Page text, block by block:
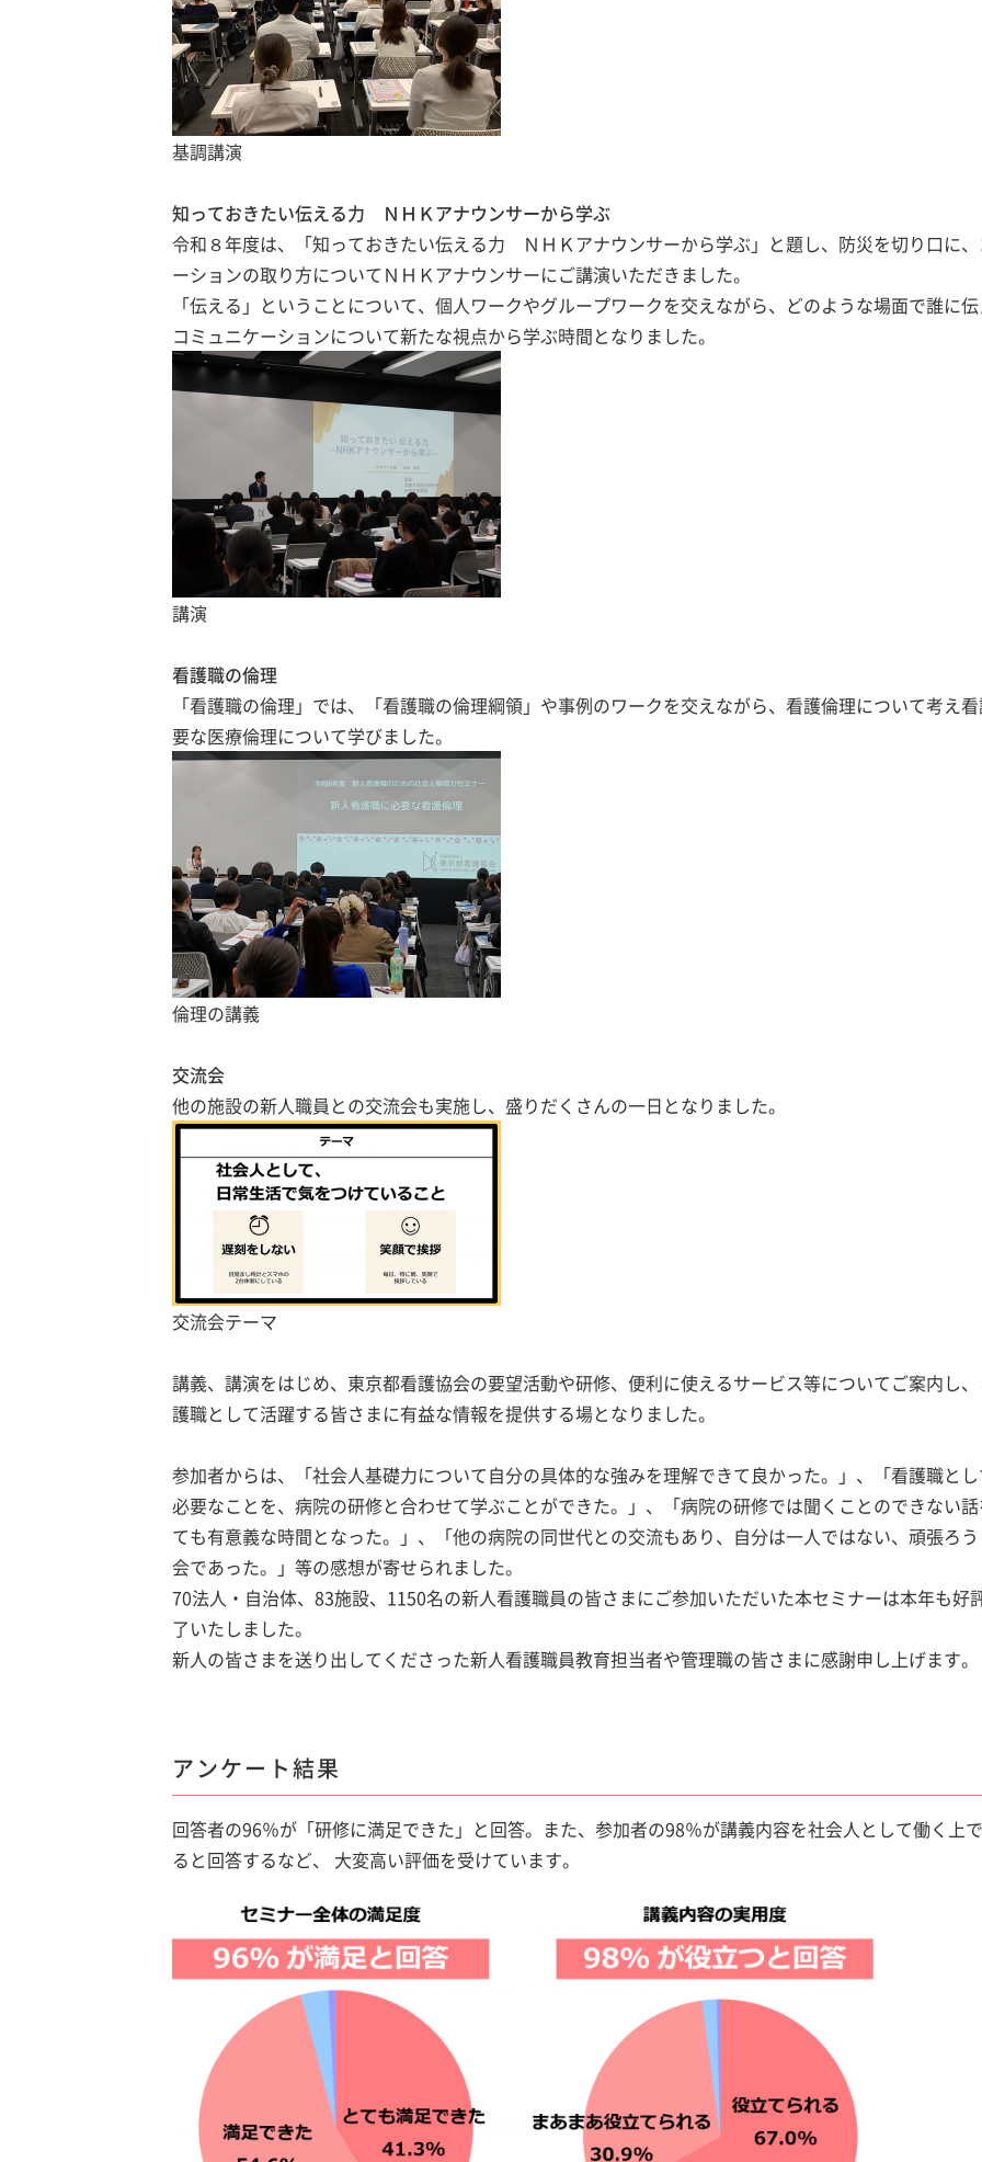
基調講演
知っておきたい伝える力 ＮＨＫアナウンサーから学ぶ
令和８年度は、「知っておきたい伝える力 ＮＨＫアナウンサーから学ぶ」と題し、防災を切り口に
ーションの取り方についてＮＨＫアナウンサーにご講演いただきました。
「伝える」ということについて、個人ワークやグループワークを交えながら、どのような場面で誰に伝
コミュニケーションについて新たな視点から学ぶ時間となりました。
講演
看護職の倫理
「看護職の倫理」では、「看護職の倫理綱領」や事例のワークを交えながら、看護倫理について考え
要な医療倫理について学びました。
倫理の講義
交流会
他の施設の新人職員との交流会も実施し、盛りだくさんの一日となりました。
交流会テーマ
講義、講演をはじめ、東京都看護協会の要望活動や研修、便利に使えるサービス等についてご案内し
護職として活躍する皆さまに有益な情報を提供する場となりました。
参加者からは、「社会人基礎力について自分の具体的な強みを理解できて良かった。」、「看護職と
必要なことを、病院の研修と合わせて学ぶことができた。」、「病院の研修では聞くことのできない
ても有意義な時間となった。」、「他の病院の同世代との交流もあり、自分は一人ではない、頑張ろ
会であった。」等の感想が寄せられました。
70法人・自治体、83施設、1150名の新人看護職員の皆さまにご参加いただいた本セミナーは本年も好
了いたしました。
新人の皆さまを送り出してくださった新人看護職員教育担当者や管理職の皆さまに感謝申し上げます。
アンケート結果
回答者の96％が「研修に満足できた」と回答。また、参加者の98％が講義内容を社会人として働く上
ると回答するなど、 大変高い評価を受けています。